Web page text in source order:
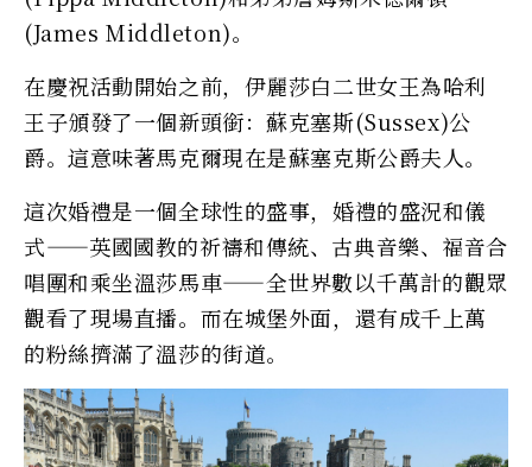
(James Middleton)。
在慶祝活動開始之前，伊麗莎白二世女王為哈利
王子頒發了一個新頭銜：蘇克塞斯(Sussex)公
爵。這意味著馬克爾現在是蘇塞克斯公爵夫人。
這次婚禮是一個全球性的盛事，婚禮的盛況和儀
式——英國國教的祈禱和傳統、古典音樂、福音合
唱團和乘坐溫莎馬車——全世界數以千萬計的觀眾
觀看了現場直播。而在城堡外面，還有成千上萬
的粉絲擠滿了溫莎的街道。